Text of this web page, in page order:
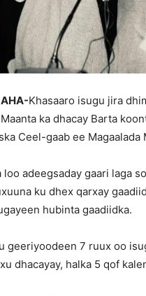
Khasaaro isugu jira
ka dhacay Barta
Ceel-gaab ee Magaalada
loo adeegsaday gaari laga
ku dhex qarxay
hubinta gaadiidka.
geeriyoodeen 7 ruux oo
dhacayay, halka 5 qof